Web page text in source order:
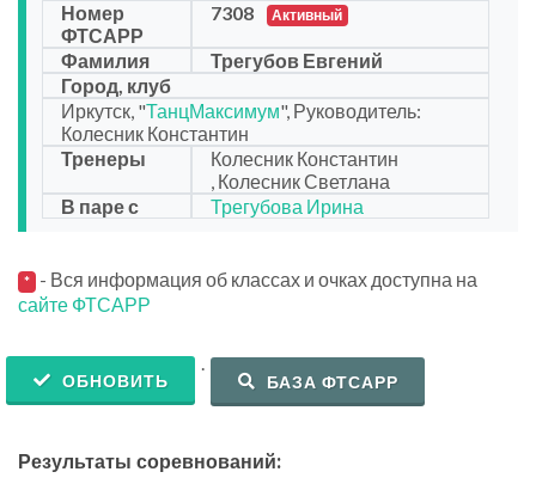
Номер
ФТСАРР
7308 Активный
Фамилия
Трегубов Евгений
Город, клуб
Иркутск, "ТанцМаксимум", Руководитель:
Колесник Константин
Тренеры
Колесник Константин
, Колесник Светлана
В паре с
Трегубова Ирина
* - Вся информация об классах и очках доступна на
сайте ФТСАРР
ОБНОВИТЬ
.
БАЗА ФТСАРР
Результаты соревнований: